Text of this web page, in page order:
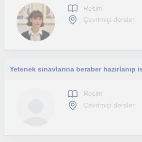
Resim
Çevrimiçi dersler
Resim
Çevrimiçi dersler